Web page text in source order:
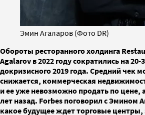
Эмин Агаларов (Фото DR)
Обороты ресторанного холдинга
Agalarov в 2022 году сократились на
докризисного 2019 года. Средний чек
снижается, коммерческая
и ее уже невозможно продать по цене,
лет назад. Forbes поговорил с Эмином
какое будущее ждет торговые центры,